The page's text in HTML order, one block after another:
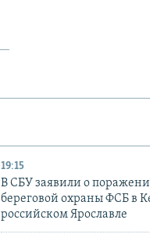
19:15
В СБУ заявили о
береговой охраны ФСБ в
российском Ярославле